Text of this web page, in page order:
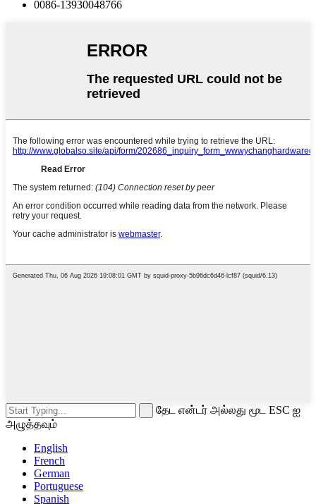
0086-13930048766
தேட என்டர் அல்லது மூட ESC ஐ
அழுத்தவும்
English
French
German
Portuguese
Spanish